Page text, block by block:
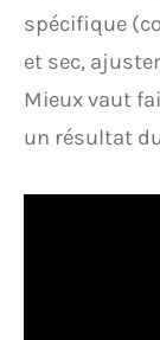
spécifique
et sec,
Mieux vaut
un résultat